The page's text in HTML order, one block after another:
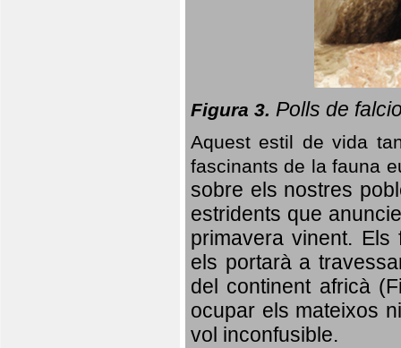
Figura 3. Polls de
Aquest estil de vida
fascinants de la fauna
sobre els nostres
estridents que
primavera vinent. Els
els portarà a
del continent africà
ocupar els mateixos
vol inconfusible.